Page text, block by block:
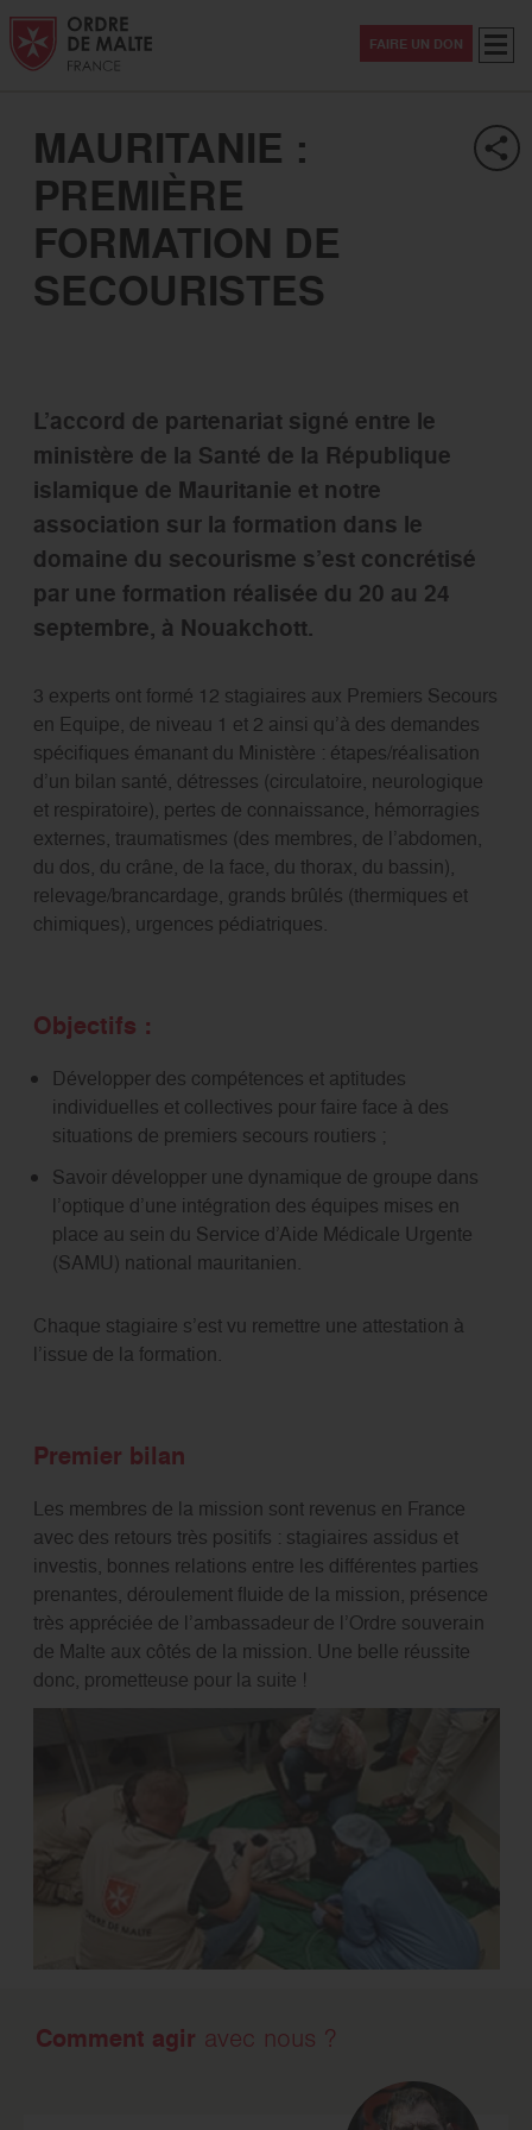
Aller au contenu
Aller à la recherche
Aller au menu
FAIRE UN DON
MAURITANIE :
PREMIÈRE
FORMATION DE
SECOURISTES
L’accord de partenariat signé entre le
ministère de la Santé de la République
islamique de Mauritanie et notre
association sur la formation dans le
domaine du secourisme s’est concrétisé
par une formation réalisée du 20 au 24
septembre, à Nouakchott.
3 experts ont formé 12 stagiaires aux Premiers Secours
en Equipe, de niveau 1 et 2 ainsi qu’à des demandes
spécifiques émanant du Ministère : étapes/réalisation
d’un bilan santé, détresses (circulatoire, neurologique
et respiratoire), pertes de connaissance, hémorragies
externes, traumatismes (des membres, de l’abdomen,
du dos, du crâne, de la face, du thorax, du bassin),
relevage/brancardage, grands brûlés (thermiques et
chimiques), urgences pédiatriques.
Objectifs :
Développer des compétences et aptitudes
individuelles et collectives pour faire face à des
situations de premiers secours routiers ;
Savoir développer une dynamique de groupe dans
l’optique d’une intégration des équipes mises en
place au sein du Service d’Aide Médicale Urgente
(SAMU) national mauritanien.
Chaque stagiaire s’est vu remettre une attestation à
l’issue de la formation.
Premier bilan
Les membres de la mission sont revenus en France
avec des retours très positifs : stagiaires assidus et
investis, bonnes relations entre les différentes parties
prenantes, déroulement fluide de la mission, présence
très appréciée de l’ambassadeur de l’Ordre souverain
de Malte aux côtés de la mission. Une belle réussite
donc, prometteuse pour la suite !
Comment agir avec nous ?